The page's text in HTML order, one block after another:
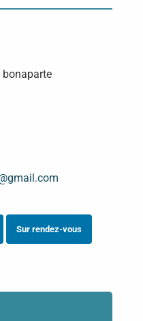
bonaparte
gmail.com
Sur rendez-vous